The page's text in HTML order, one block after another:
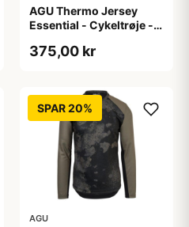
AGU Thermo Jersey
Essential - Cykeltrøje -
XL
375,00 kr
SPAR 20%
AGU